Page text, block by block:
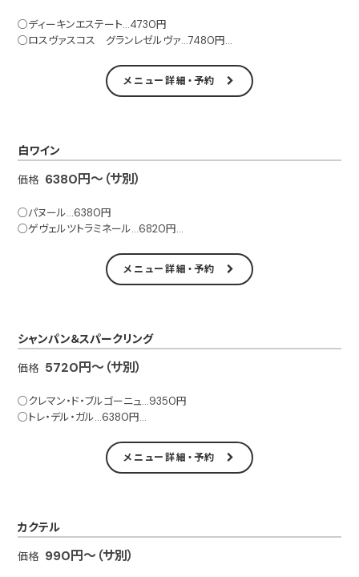
○ディーキンエステート…4730円
○ロスヴァスコス グランレゼルヴァ…7480円
○アマンカヤ…7700円
○マッキオーレ…8690円
○マルゴー…1万7820円
メニュー詳細・予約
白ワイン
価格 6380円～（サ別）
○パヌール…6380円
○ゲヴェルツトラミネール…6820円
メニュー詳細・予約
シャンパン＆スパークリング
価格 5720円～（サ別）
○クレマン・ド・ブルゴーニュ…9350円
○トレ・デル・ガル…6380円
○コート デュ ローヌロゼ…5720円
○ヴーヴクリコイエロー…1万7380円、ハーフ9790円
※サービス料（5％）別
メニュー詳細・予約
カクテル
価格 990円～（サ別）